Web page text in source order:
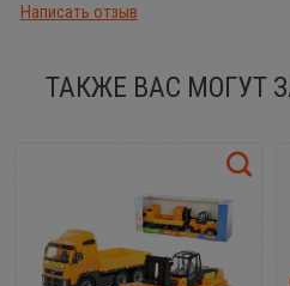
Написать отзыв
ТАКЖЕ ВАС МОГУТ